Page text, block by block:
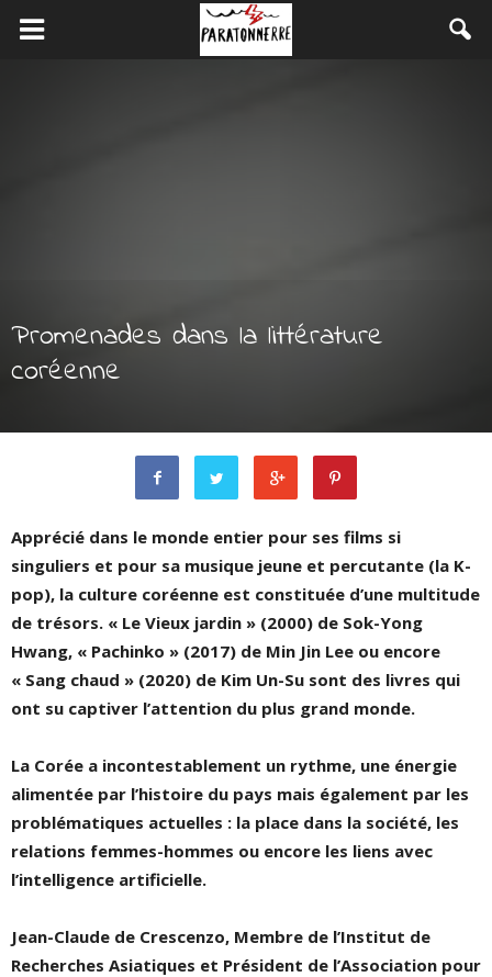
Promenades dans la littérature
coréenne
Apprécié dans le monde entier pour ses films si
singuliers et pour sa musique jeune et percutante (la K-
pop), la culture coréenne est constituée d’une multitude
de trésors. « Le Vieux jardin » (2000) de Sok-Yong
Hwang, « Pachinko » (2017) de Min Jin Lee ou encore
« Sang chaud » (2020) de Kim Un-Su sont des livres qui
ont su captiver l’attention du plus grand monde.
La Corée a incontestablement un rythme, une énergie
alimentée par l’histoire du pays mais également par les
problématiques actuelles : la place dans la société, les
relations femmes-hommes ou encore les liens avec
l’intelligence artificielle.
Jean-Claude de Crescenzo, Membre de l’Institut de
Recherches Asiatiques et Président de l’Association pour